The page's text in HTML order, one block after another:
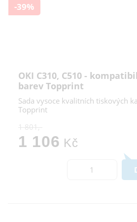
-39%
OKI C310, C510 -
barev Topprint
Sada vysoce kvalitních tiskových
Topprint
1 801,-
1 106 Kč